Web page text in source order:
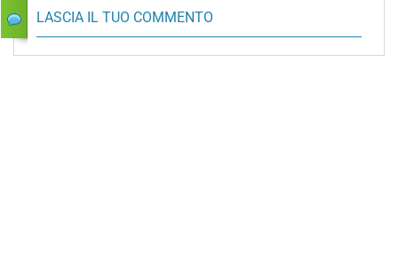
LASCIA IL TUO COMMENTO